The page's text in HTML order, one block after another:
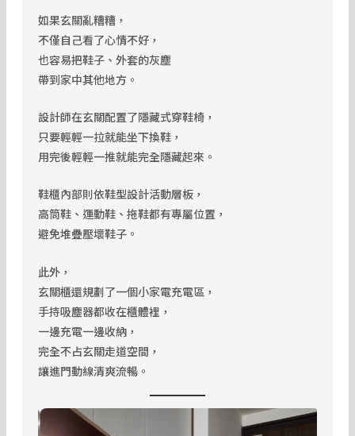
如果玄關亂糟糟，
不僅自己看了心情不好，
也容易把鞋子、外套的灰塵
帶到家中其他地方。
設計師在玄關配置了隱藏式穿鞋椅，
只要輕輕一拉就能坐下換鞋，
用完後輕輕一推就能完全隱藏起來。
鞋櫃內部則依鞋型設計活動層板，
高筒鞋、運動鞋、拖鞋都有專屬位置，
避免堆疊壓壞鞋子。
此外，
玄關櫃還規劃了一個小家電充電區，
手持吸塵器都收在櫃體裡，
一邊充電一邊收納，
完全不占玄關走道空間，
讓進門動線清爽流暢。